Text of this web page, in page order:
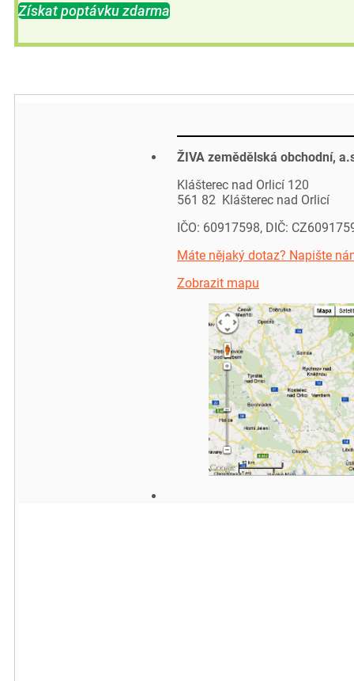
Získat poptávku zdarma
ŽIVA zemědělská obchodní,
Klášterec nad Orlicí 120
561 82 Klášterec nad Orlicí
IČO: 60917598, DIČ:
Máte nějaký dotaz? Napište
Zobrazit mapu